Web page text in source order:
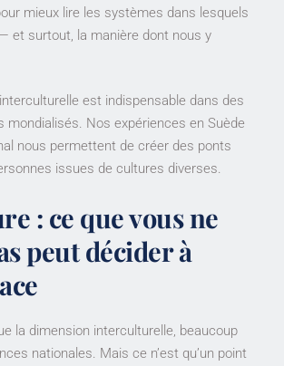
mieux lire les systèmes dans lesquels
et surtout, la manière dont nous y
est indispensable dans des
mondialisés. Nos expériences en Suède
nous permettent de créer des ponts
issues de cultures diverses.
: ce que vous ne
peut décider à
la dimension interculturelle, beaucoup
nationales. Mais ce n’est qu’un point